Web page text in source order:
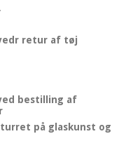
retur af tøj
bestilling af
på glaskunst og